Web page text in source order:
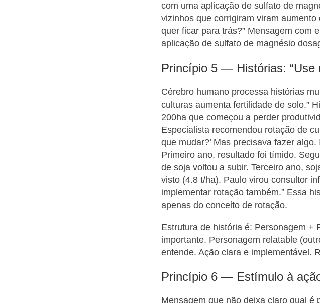
com uma aplicação de sulfato de
vizinhos que corrigiram viram
quer ficar para trás?” Mensagem com
aplicação de sulfato de magnésio
Princípio 5 — Histórias: “Use
Cérebro humano processa histórias
culturas aumenta fertilidade de solo.”
200ha que começou a perder
Especialista recomendou rotação de
que mudar?’ Mas precisava fazer
Primeiro ano, resultado foi tímido.
de soja voltou a subir. Terceiro ano,
visto (4.8 t/ha). Paulo virou consultor
implementar rotação também.” Essa
apenas do conceito de rotação.
Estrutura de história é: Personagem +
importante. Personagem relatable
entende. Ação clara e implementável.
Princípio 6 — Estímulo à
Mensagem que não deixa claro qual é